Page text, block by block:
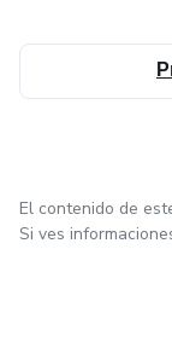
El contenido de
Si ves